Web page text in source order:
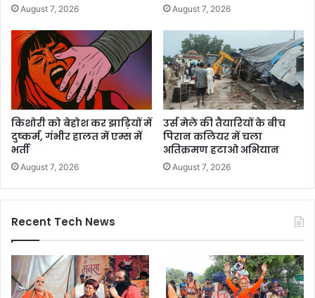
August 7, 2026 August 7, 2026
किशोरी को बेहोश कर झाड़ियों में
दुष्कर्म, गंभीर हालत में एम्स में
भर्ती
August 7, 2026
उर्स मेले की तैयारियों के बीच
पिरान कलियर में चला
अतिक्रमण हटाओ अभियान
August 7, 2026
Recent Tech News